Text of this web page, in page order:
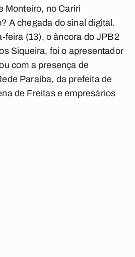
Monteiro, no Cariri
A chegada do sinal digital.
feira (13), o âncora do JPB2
Siqueira, foi o apresentador
com a presença de
Paraíba, da prefeita de
de Freitas e empresários